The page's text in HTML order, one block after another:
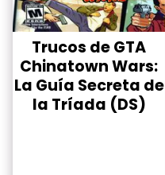
Trucos de GTA
Chinatown Wars:
La Guía Secreta de
la Tríada (DS)